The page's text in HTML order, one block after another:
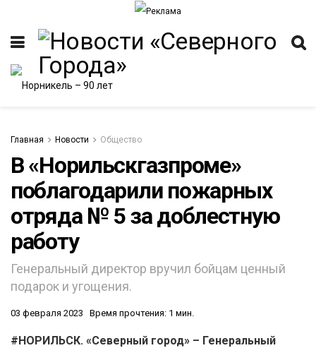
Главная Новости Общество
В «Норильскгазпроме»
поблагодарили пожарных
отряда № 5 за доблестную
работу
Генеральный директор вручил бойцам ценный
подарок и угощения.
03 февраля 2023 Время прочтения: 1 мин.
#НОРИЛЬСК. «Северный город» – Генеральный